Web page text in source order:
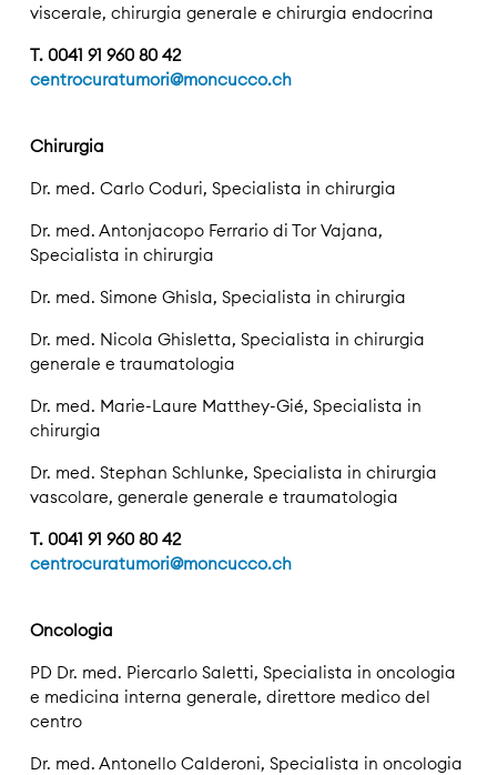
viscerale, chirurgia generale e chirurgia endocrina
T. 0041 91 960 80 42
centrocuratumori@moncucco.ch
Chirurgia
Dr. med. Carlo Coduri, Specialista in chirurgia
Dr. med. Antonjacopo Ferrario di Tor Vajana,
Specialista in chirurgia
Dr. med. Simone Ghisla, Specialista in chirurgia
Dr. med. Nicola Ghisletta, Specialista in chirurgia
generale e traumatologia
Dr. med. Marie-Laure Matthey-Gié, Specialista in
chirurgia
Dr. med. Stephan Schlunke, Specialista in chirurgia
vascolare, generale generale e traumatologia
T. 0041 91 960 80 42
centrocuratumori@moncucco.ch
Oncologia
PD Dr. med. Piercarlo Saletti, Specialista in oncologia
e medicina interna generale, direttore medico del
centro
Dr. med. Antonello Calderoni, Specialista in oncologia